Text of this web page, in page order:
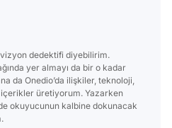
dedektifi diyebilirim.
yer almayı da bir o kadar
da Onedio’da ilişkiler, teknoloji,
üretiyorum. Yazarken
okuyucunun kalbine dokunacak